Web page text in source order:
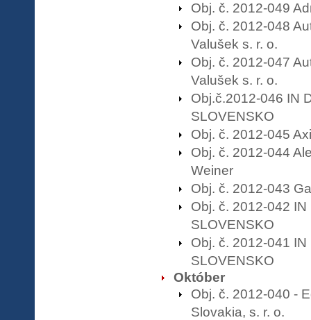
Obj. č. 2012-049
Obj. č. 2012-048
Valušek s. r. o.
Obj. č. 2012-047
Valušek s. r. o.
Obj.č.2012-046 IN
SLOVENSKO
Obj. č. 2012-045
Obj. č. 2012-044
Weiner
Obj. č. 2012-043
Obj. č. 2012-042 IN
SLOVENSKO
Obj. č. 2012-041 IN
SLOVENSKO
Október
Obj. č. 2012-040 -
Slovakia, s. r. o.